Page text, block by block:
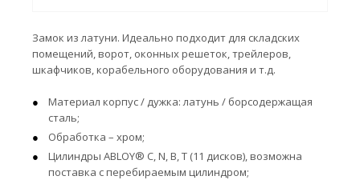
Замок из латуни. Идеально подходит для складских
помещений, ворот, оконных решеток, трейлеров,
шкафчиков, корабельного оборудования и т.д.
Материал корпус / дужка: латунь / борсодержащая
сталь;
Обработка – хром;
Цилиндры ABLOY® C, N, B, T (11 дисков), возможна
поставка с перебираемым цилиндром;